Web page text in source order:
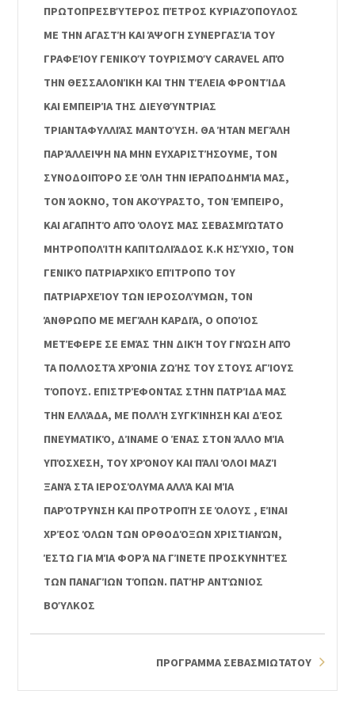
ΠΡΩΤΟΠΡΕΣΒΎΤΕΡΟΣ ΠΈΤΡΟΣ ΚΥΡΙΑΖΌΠΟΥΛΟΣ
ΜΕ ΤΗΝ ΑΓΑΣΤΉ ΚΑΙ ΆΨΟΓΗ ΣΥΝΕΡΓΑΣΊΑ ΤΟΥ
ΓΡΑΦΕΊΟΥ ΓΕΝΙΚΟΎ ΤΟΥΡΙΣΜΟΎ CARAVEL ΑΠΌ
ΤΗΝ ΘΕΣΣΑΛΟΝΊΚΗ ΚΑΙ ΤΗΝ ΤΈΛΕΙΑ ΦΡΟΝΤΊΔΑ
ΚΑΙ ΕΜΠΕΙΡΊΑ ΤΗΣ ΔΙΕΥΘΎΝΤΡΙΑΣ
ΤΡΙΑΝΤΑΦΥΛΛΙΆΣ ΜΑΝΤΟΎΣΗ. ΘΑ ΉΤΑΝ ΜΕΓΆΛΗ
ΠΑΡΆΛΛΕΙΨΗ ΝΑ ΜΗΝ ΕΥΧΑΡΙΣΤΉΣΟΥΜΕ, ΤΟΝ
ΣΥΝΟΔΟΙΠΌΡΟ ΣΕ ΌΛΗ ΤΗΝ ΙΕΡΑΠΟΔΗΜΊΑ ΜΑΣ,
ΤΟΝ ΆΟΚΝΟ, ΤΟΝ ΑΚΟΎΡΑΣΤΟ, ΤΟΝ ΈΜΠΕΙΡΟ,
ΚΑΙ ΑΓΑΠΗΤΌ ΑΠΌ ΌΛΟΥΣ ΜΑΣ ΣΕΒΑΣΜΙΏΤΑΤΟ
ΜΗΤΡΟΠΟΛΊΤΗ ΚΑΠΙΤΩΛΙΆΔΟΣ Κ.Κ ΗΣΎΧΙΟ, ΤΟΝ
ΓΕΝΙΚΌ ΠΑΤΡΙΑΡΧΙΚΌ ΕΠΊΤΡΟΠΟ ΤΟΥ
ΠΑΤΡΙΑΡΧΕΊΟΥ ΤΩΝ ΙΕΡΟΣΟΛΎΜΩΝ, ΤΟΝ
ΆΝΘΡΩΠΟ ΜΕ ΜΕΓΆΛΗ ΚΑΡΔΙΆ, Ο ΟΠΟΊΟΣ
ΜΕΤΈΦΕΡΕ ΣΕ ΕΜΆΣ ΤΗΝ ΔΙΚΉ ΤΟΥ ΓΝΏΣΗ ΑΠΌ
ΤΑ ΠΟΛΛΟΣΤΆ ΧΡΌΝΙΑ ΖΩΉΣ ΤΟΥ ΣΤΟΥΣ ΑΓΊΟΥΣ
ΤΌΠΟΥΣ. ΕΠΙΣΤΡΈΦΟΝΤΑΣ ΣΤΗΝ ΠΑΤΡΊΔΑ ΜΑΣ
ΤΗΝ ΕΛΛΆΔΑ, ΜΕ ΠΟΛΛΉ ΣΥΓΚΊΝΗΣΗ ΚΑΙ ΔΈΟΣ
ΠΝΕΥΜΑΤΙΚΌ, ΔΊΝΑΜΕ Ο ΈΝΑΣ ΣΤΟΝ ΆΛΛΟ ΜΊΑ
ΥΠΌΣΧΕΣΗ, ΤΟΥ ΧΡΌΝΟΥ ΚΑΙ ΠΆΛΙ ΌΛΟΙ ΜΑΖΊ
ΞΑΝΆ ΣΤΑ ΙΕΡΟΣΌΛΥΜΑ ΑΛΛΆ ΚΑΙ ΜΊΑ
ΠΑΡΌΤΡΥΝΣΗ ΚΑΙ ΠΡΟΤΡΟΠΉ ΣΕ ΌΛΟΥΣ , ΕΊΝΑΙ
ΧΡΈΟΣ ΌΛΩΝ ΤΩΝ ΟΡΘΟΔΌΞΩΝ ΧΡΙΣΤΙΑΝΏΝ,
ΈΣΤΩ ΓΙΑ ΜΊΑ ΦΟΡΆ ΝΑ ΓΊΝΕΤΕ ΠΡΟΣΚΥΝΗΤΈΣ
ΤΩΝ ΠΑΝΑΓΊΩΝ ΤΌΠΩΝ. ΠΑΤΉΡ ΑΝΤΏΝΙΟΣ
ΒΟΎΛΚΟΣ
ΠΡΟΓΡΑΜΜΑ ΣΕΒΑΣΜΙΩΤΑΤΟΥ